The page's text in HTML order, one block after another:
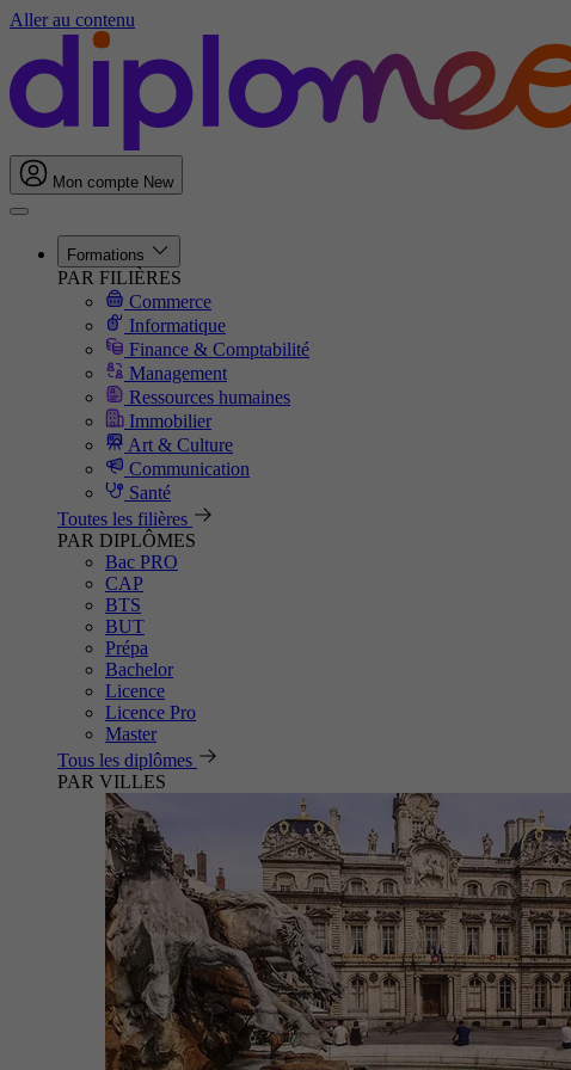
Aller au contenu
Mon compte New
Formations
PAR FILIÈRES
Commerce
Informatique
Finance & Comptabilité
Management
Ressources humaines
Immobilier
Art & Culture
Communication
Santé
Toutes les filières
PAR DIPLÔMES
Bac PRO
CAP
BTS
BUT
Prépa
Bachelor
Licence
Licence Pro
Master
Tous les diplômes
PAR VILLES